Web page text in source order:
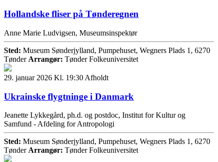
Hollandske fliser på Tønderegnen
Anne Marie Ludvigsen, Museumsinspektør
Sted: Museum Sønderjylland, Pumpehuset, Wegners Plads 1, 6270
Tønder Arrangør: Tønder Folkeuniversitet
29. januar 2026 Kl. 19:30 Afholdt
Ukrainske flygtninge i Danmark
Jeanette Lykkegård, ph.d. og postdoc, Institut for Kultur og
Samfund - Afdeling for Antropologi
Sted: Museum Sønderjylland, Pumpehuset, Wegners Plads 1, 6270
Tønder Arrangør: Tønder Folkeuniversitet